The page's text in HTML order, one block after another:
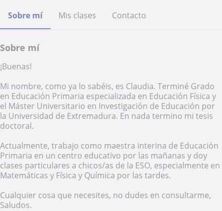
Sobre mí Mis clases Contacto
Sobre mí
¡Buenas!
Mi nombre, como ya lo sabéis, es Claudia. Terminé Grado
en Educación Primaria especializada en Educación Física y
el Máster Universitario en Investigación de Educación por
la Universidad de Extremadura. En nada termino mi tesis
doctoral.
Actualmente, trabajo como maestra interina de Educación
Primaria en un centro educativo por las mañanas y doy
clases particulares a chicos/as de la ESO, especialmente en
Matemáticas y Física y Química por las tardes.
Cualquier cosa que necesites, no dudes en consultarme,
Saludos.